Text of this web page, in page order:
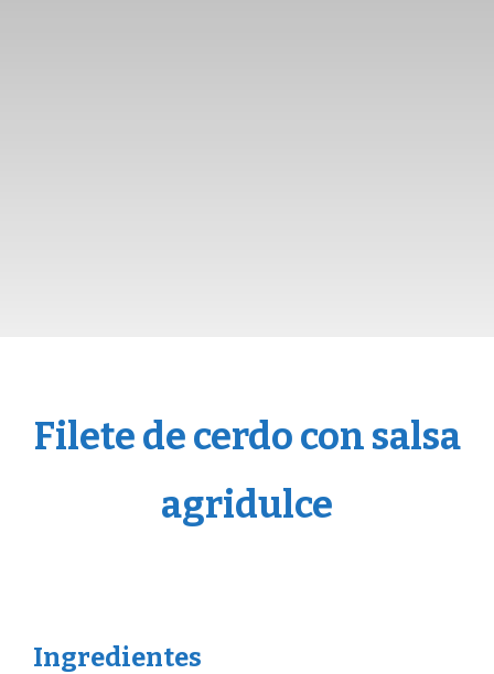
Filete de cerdo con salsa
agridulce
Ingredientes